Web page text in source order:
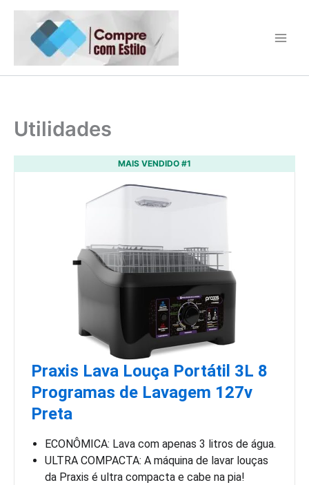
conteúdo
Utilidades
MAIS VENDIDO #1
Praxis Lava Louça Portátil 3L 8
Programas de Lavagem 127v
Preta
ECONÔMICA: Lava com apenas 3 litros de água.
ULTRA COMPACTA: A máquina de lavar louças
da Praxis é ultra compacta e cabe na pia!